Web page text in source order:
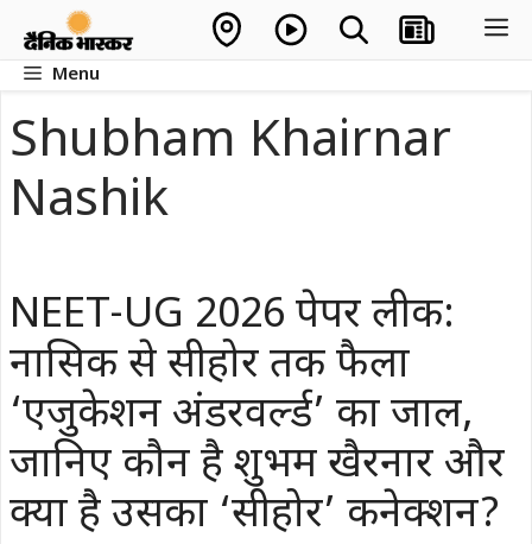
contentMenu
Shubham Khairnar
Nashik
NEET-UG 2026 पेपर लीक:
नासिक से सीहोर तक फैला
‘एजुकेशन अंडरवर्ल्ड’ का जाल,
जानिए कौन है शुभम खैरनार और
क्या है उसका ‘सीहोर’ कनेक्शन?